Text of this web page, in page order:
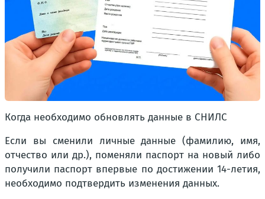
Когда необходимо обновлять данные в СНИЛС
Если вы сменили личные данные (фамилию, имя,
отчество или др.), поменяли паспорт на новый либо
получили паспорт впервые по достижении 14-летия,
необходимо подтвердить изменения данных.